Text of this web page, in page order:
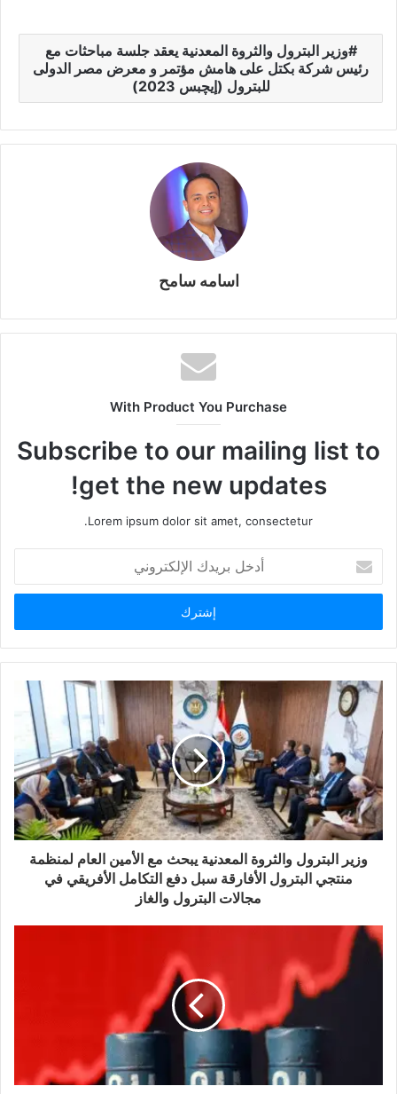
e
b
o
o
k
er
s
A
p
p
s
e
n
g
er
y
Li
n
k
gr
a
m
ar
e
وزير البترول والثروة المعدنية يعقد جلسة مباحثات مع
رئيس شركة بكتل على هامش مؤتمر و معرض مصر الدولى
للبترول (إيچبس 2023)
اسامه سامح
With Product You Purchase
Subscribe to our mailing list to
get the new updates!
Lorem ipsum dolor sit amet, consectetur.
بريدك
الإلكتروني
وزير البترول والثروة المعدنية يبحث مع الأمين العام لمنظمة
منتجي البترول الأفارقة سبل دفع التكامل الأفريقي في
مجالات البترول والغاز